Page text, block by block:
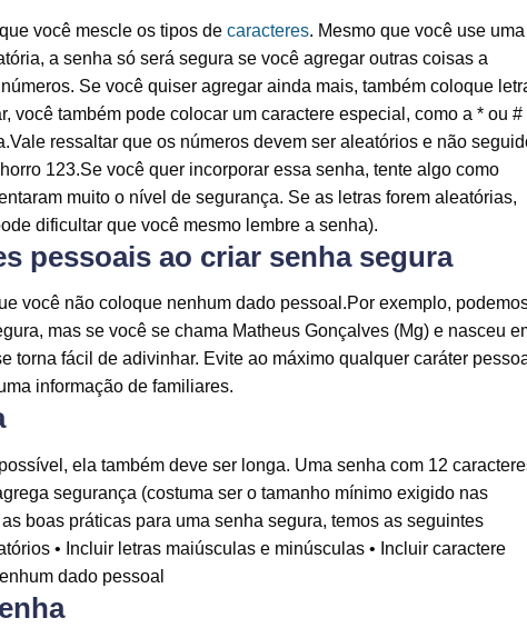
você mescle os tipos de caracteres. Mesmo que você use uma
a senha só será segura se você agregar outras coisas a
Se você quiser agregar ainda mais, também coloque
você também pode colocar um caractere especial, como a * ou #
ressaltar que os números devem ser aleatórios e não
123.Se você quer incorporar essa senha, tente algo como
muito o nível de segurança. Se as letras forem aleatórias,
dificultar que você mesmo lembre a senha).
pessoais ao criar senha segura
você não coloque nenhum dado pessoal.Por exemplo,
mas se você se chama Matheus Gonçalves (Mg) e nasceu
torna fácil de adivinhar. Evite ao máximo qualquer caráter
informação de familiares.
ela também deve ser longa. Uma senha com 12
segurança (costuma ser o tamanho mínimo exigido nas
boas práticas para uma senha segura, temos as seguintes
• Incluir letras maiúsculas e minúsculas • Incluir caractere
dado pessoal